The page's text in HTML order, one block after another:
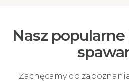
Nasz
Zachęcamy do